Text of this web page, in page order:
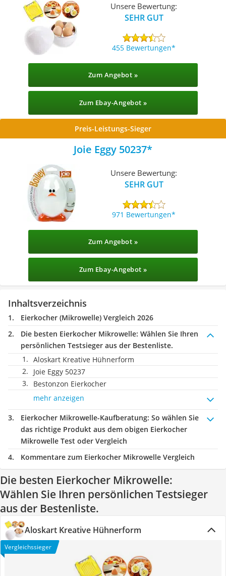
Unsere Bewertung:
SEHR GUT
455 Bewertungen
Zum Angebot »
Zum Ebay-Angebot »
Preis-Leistungs-Sieger
Joie Eggy 50237
Unsere Bewertung:
SEHR GUT
971 Bewertungen
Zum Angebot »
Zum Ebay-Angebot »
Inhaltsverzeichnis
Eierkocher (Mikrowelle) Vergleich 2026
Die besten Eierkocher Mikrowelle: Wählen Sie Ihren
persönlichen Testsieger aus der Bestenliste.
Aloskart Kreative Hühnerform
Joie Eggy 50237
Bestonzon Eierkocher
mehr anzeigen
Eierkocher Mikrowelle-Kaufberatung: So wählen Sie
das richtige Produkt aus dem obigen Eierkocher
Mikrowelle Test oder Vergleich
Kommentare zum Eierkocher Mikrowelle Vergleich
Die besten Eierkocher Mikrowelle:
Wählen Sie Ihren persönlichen Testsieger
aus der Bestenliste.
Aloskart Kreative Hühnerform
Vergleichssieger